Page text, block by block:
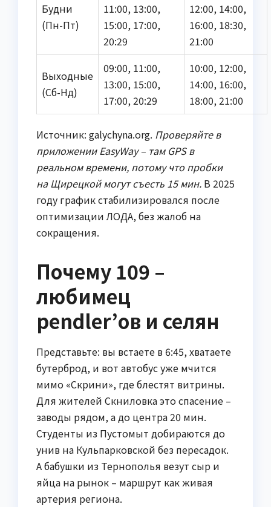
Будни
(Пн-Пт)
11:00, 13:00,
15:00, 17:00,
20:29
12:00, 14:00,
16:00, 18:30,
21:00
Выходные
(Сб-Нд)
09:00, 11:00,
13:00, 15:00,
17:00, 20:29
10:00, 12:00,
14:00, 16:00,
18:00, 21:00
Источник: galychyna.org. Проверяйте в
приложении EasyWay – там GPS в
реальном времени, потому что пробки
на Щирецкой могут съесть 15 мин. В 2025
году график стабилизировался после
оптимизации ЛОДА, без жалоб на
сокращения.
Почему 109 –
любимец
pendler’ов и селян
Представьте: вы встаете в 6:45, хватаете
бутерброд, и вот автобус уже мчится
мимо «Скрини», где блестят витрины.
Для жителей Скниловка это спасение –
заводы рядом, а до центра 20 мин.
Студенты из Пустомыт добираются до
унив на Кульпарковской без пересадок.
А бабушки из Тернополья везут сыр и
яйца на рынок – маршрут как живая
артерия региона.